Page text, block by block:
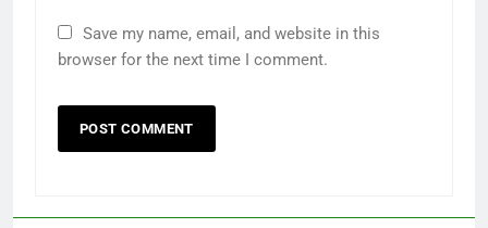
Save my name, email, and website in this
browser for the next time I comment.